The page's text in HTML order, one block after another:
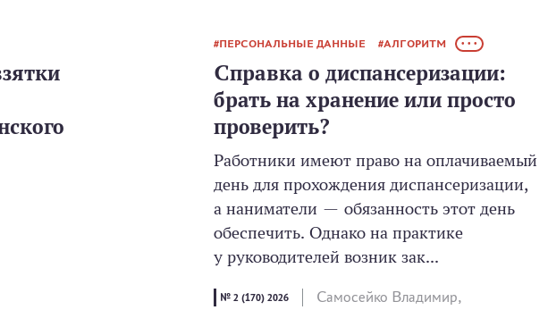
ПЕРСОНАЛЬНЫЕ ДАННЫЕ АЛГОРИТМ • • •
Справка о диспансеризации:
брать на хранение или просто
проверить?
Работники имеют право на оплачиваемый
день для прохождения диспансеризации,
а наниматели — обязанность этот день
обеспечить. Однако на практике
у руководителей возник зак...
№ 2 (170) 2026
Самосейко Владимир,